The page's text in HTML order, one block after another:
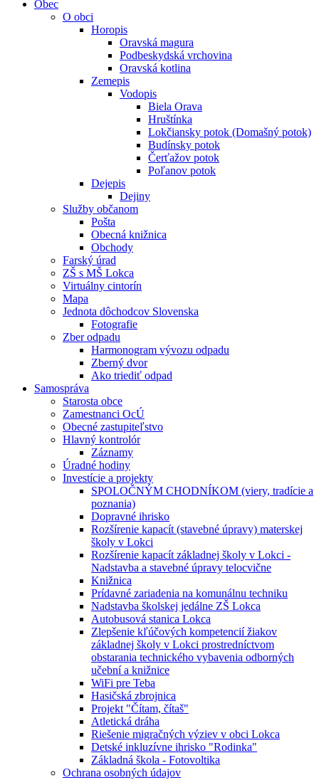
Obec
O obci
Horopis
Oravská magura
Podbeskydská vrchovina
Oravská kotlina
Zemepis
Vodopis
Biela Orava
Hruštínka
Lokčiansky potok (Domašný potok)
Budínsky potok
Čerťažov potok
Poľanov potok
Dejepis
Dejiny
Služby občanom
Pošta
Obecná knižnica
Obchody
Farský úrad
ZŠ s MŠ Lokca
Virtuálny cintorín
Mapa
Jednota dôchodcov Slovenska
Fotografie
Zber odpadu
Harmonogram vývozu odpadu
Zberný dvor
Ako triediť odpad
Samospráva
Starosta obce
Zamestnanci OcÚ
Obecné zastupiteľstvo
Hlavný kontrolór
Záznamy
Úradné hodiny
Investície a projekty
SPOLOČNÝM CHODNÍKOM (viery, tradície a
poznania)
Dopravné ihrisko
Rozšírenie kapacít (stavebné úpravy) materskej
školy v Lokci
Rozšírenie kapacít základnej školy v Lokci -
Nadstavba a stavebné úpravy telocvične
Knižnica
Prídavné zariadenia na komunálnu techniku
Nadstavba školskej jedálne ZŠ Lokca
Autobusová stanica Lokca
Zlepšenie kľúčových kompetencií žiakov
základnej školy v Lokci prostredníctvom
obstarania technického vybavenia odborných
učební a knižnice
WiFi pre Teba
Hasičská zbrojnica
Projekt "Čítam, čítaš"
Atletická dráha
Riešenie migračných výziev v obci Lokca
Detské inkluzívne ihrisko "Rodinka"
Základná škola - Fotovoltika
Ochrana osobných údajov